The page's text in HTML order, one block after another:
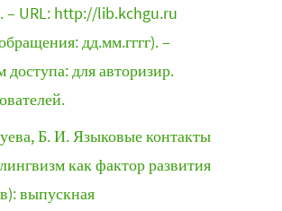
– URL: http://lib.kchgu.ru
дд.мм.гггг). –
доступа: для авторизир.
Б. И. Языковые контакты
как фактор развития
выпускная